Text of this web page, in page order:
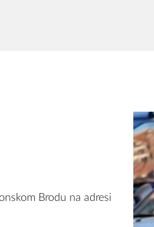
Brodu na adresi